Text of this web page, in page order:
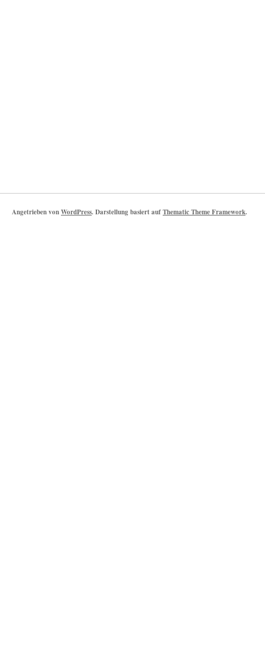
Angetrieben vonWordPress. Darstellung basiert aufThematic Theme Framework.